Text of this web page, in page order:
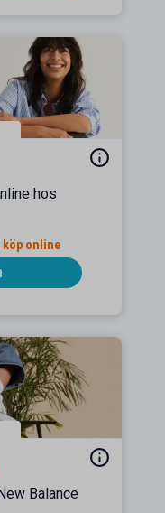
hos
online
Balance